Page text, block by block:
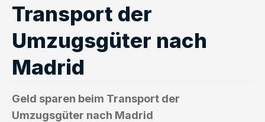
Transport der
Umzugsgüter nach
Madrid
Geld sparen beim Transport der
Umzugsgüter nach Madrid